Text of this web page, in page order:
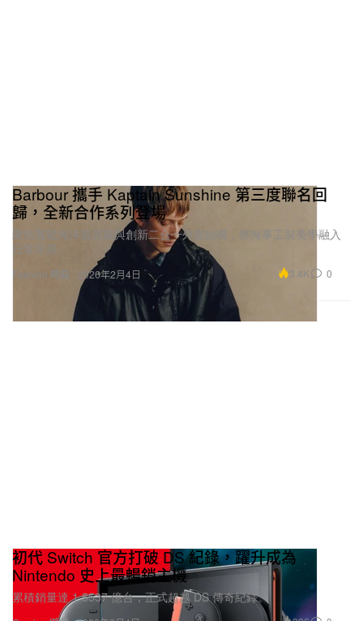
Fashion 時裝
Barbour 攜手 Kaptain Sunshine 第三度聯名回
歸，全新合作系列登場
聚焦寬鬆海洋風剪裁與創新二合一外套結構，將海事工裝美學融入
日常穿搭。
2026年2月4日 3.4K 0
初代 Switch 官方打破 DS 紀錄，躍升成為
Nintendo 史上最暢銷主機
累積銷量達 1.5537 億台，正式超越 DS 傳奇紀錄。